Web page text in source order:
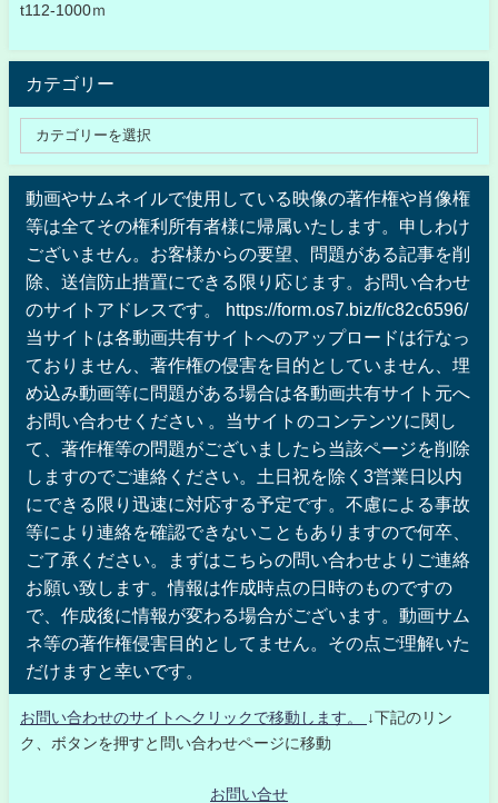
t112-1000ｍ
カテゴリー
動画やサムネイルで使用している映像の著作権や肖像権
等は全てその権利所有者様に帰属いたします。申しわけ
ございません。お客様からの要望、問題がある記事を削
除、送信防止措置にできる限り応じます。お問い合わせ
のサイトアドレスです。 https://form.os7.biz/f/c82c6596/
当サイトは各動画共有サイトへのアップロードは行なっ
ておりません、著作権の侵害を目的としていません、埋
め込み動画等に問題がある場合は各動画共有サイト元へ
お問い合わせください 。当サイトのコンテンツに関し
て、著作権等の問題がございましたら当該ページを削除
しますのでご連絡ください。土日祝を除く3営業日以内
にできる限り迅速に対応する予定です。不慮による事故
等により連絡を確認できないこともありますので何卒、
ご了承ください。まずはこちらの問い合わせよりご連絡
お願い致します。情報は作成時点の日時のものですの
で、作成後に情報が変わる場合がございます。動画サム
ネ等の著作権侵害目的としてません。その点ご理解いた
だけますと幸いです。
お問い合わせのサイトへクリックで移動します。
↓下記のリン
ク、ボタンを押すと問い合わせページに移動
お問い合せ